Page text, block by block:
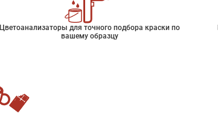
Цветоанализаторы для точного подбора краски по
вашему образцу